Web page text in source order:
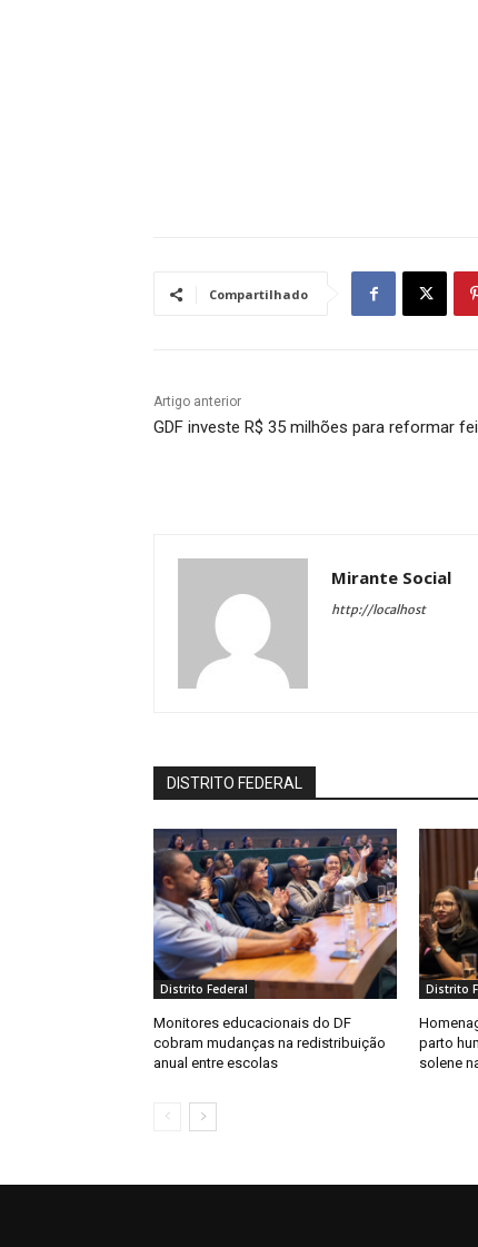
Compartilhado
Artigo anterior
GDF investe R$ 35 milhões para reformar
Mirante Social
http://localhost
DISTRITO FEDERAL
Distrito Federal
Monitores educacionais do DF
cobram mudanças na redistribuição
anual entre escolas
Distrito
parto
solene